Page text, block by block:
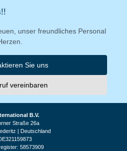
unser freundliches Personal
Sie uns
vereinbaren
B.V.
Straße 26a
| Deutschland
58573909